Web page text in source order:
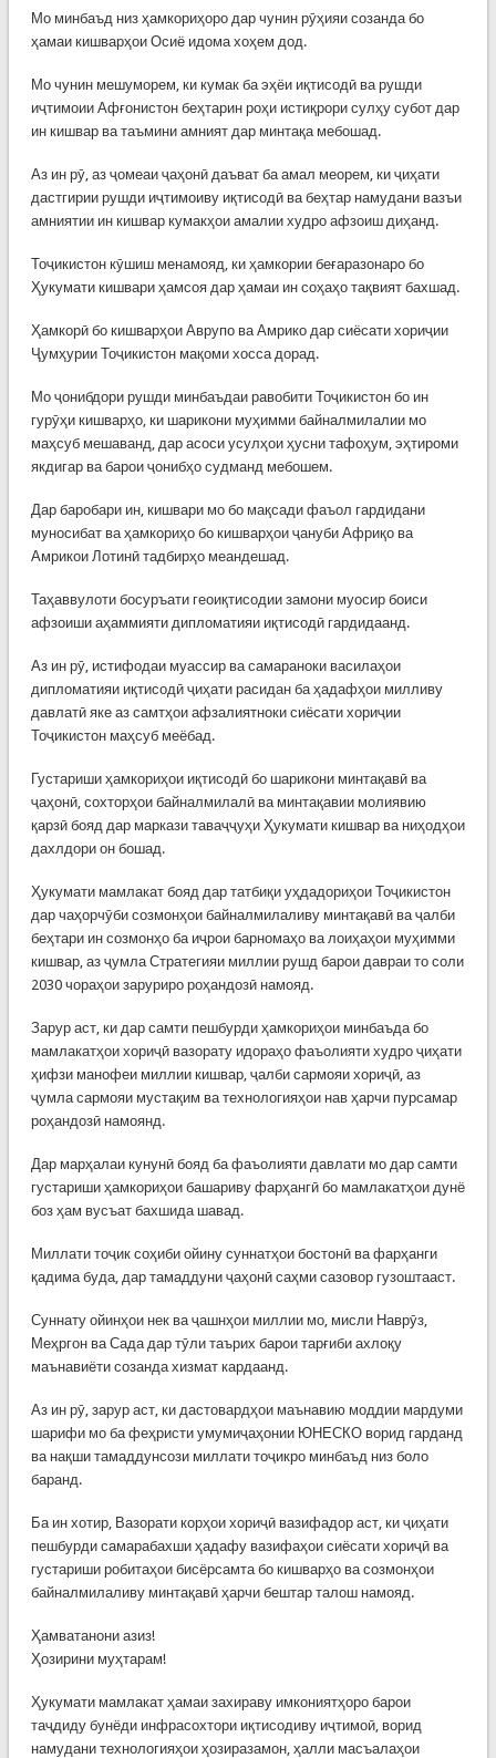
Мо минбаъд низ ҳамкориҳоро дар чунин рӯҳияи созанда бо
ҳамаи кишварҳои Осиё идома хоҳем дод.
Мо чунин мешуморем, ки кумак ба эҳёи иқтисодӣ ва рушди
иҷтимоии Афғонистон беҳтарин роҳи истиқрори сулҳу субот дар
ин кишвар ва таъмини амният дар минтақа мебошад.
Аз ин рӯ, аз ҷомеаи ҷаҳонӣ даъват ба амал меорем, ки ҷиҳати
дастгирии рушди иҷтимоиву иқтисодӣ ва беҳтар намудани вазъи
амниятии ин кишвар кумакҳои амалии худро афзоиш диҳанд.
Тоҷикистон кӯшиш менамояд, ки ҳамкории беғаразонаро бо
Ҳукумати кишвари ҳамсоя дар ҳамаи ин соҳаҳо тақвият бахшад.
Ҳамкорӣ бо кишварҳои Аврупо ва Амрико дар сиёсати хориҷии
Ҷумҳурии Тоҷикистон мақоми хосса дорад.
Мо ҷонибдори рушди минбаъдаи равобити Тоҷикистон бо ин
гурӯҳи кишварҳо, ки шарикони муҳимми байналмилалии мо
маҳсуб мешаванд, дар асоси усулҳои ҳусни тафоҳум, эҳтироми
якдигар ва барои ҷонибҳо судманд мебошем.
Дар баробари ин, кишвари мо бо мақсади фаъол гардидани
муносибат ва ҳамкориҳо бо кишварҳои ҷануби Африқо ва
Амрикои Лотинӣ тадбирҳо меандешад.
Таҳаввулоти босуръати геоиқтисодии замони муосир боиси
афзоиши аҳаммияти дипломатияи иқтисодӣ гардидаанд.
Аз ин рӯ, истифодаи муассир ва самараноки василаҳои
дипломатияи иқтисодӣ ҷиҳати расидан ба ҳадафҳои милливу
давлатӣ яке аз самтҳои афзалиятноки сиёсати хориҷии
Тоҷикистон маҳсуб меёбад.
Густариши ҳамкориҳои иқтисодӣ бо шарикони минтақавӣ ва
ҷаҳонӣ, сохторҳои байналмилалӣ ва минтақавии молиявию
қарзӣ бояд дар маркази таваҷҷуҳи Ҳукумати кишвар ва ниҳодҳои
дахлдори он бошад.
Ҳукумати мамлакат бояд дар татбиқи уҳдадориҳои Тоҷикистон
дар чаҳорчӯби созмонҳои байналмилаливу минтақавӣ ва ҷалби
беҳтари ин созмонҳо ба иҷрои барномаҳо ва лоиҳаҳои муҳимми
кишвар, аз ҷумла Стратегияи миллии рушд барои давраи то соли
2030 чораҳои заруриро роҳандозӣ намояд.
Зарур аст, ки дар самти пешбурди ҳамкориҳои минбаъда бо
мамлакатҳои хориҷӣ вазорату идораҳо фаъолияти худро ҷиҳати
ҳифзи манофеи миллии кишвар, ҷалби сармояи хориҷӣ, аз
ҷумла сармояи мустақим ва технологияҳои нав ҳарчи пурсамар
роҳандозӣ намоянд.
Дар марҳалаи кунунӣ бояд ба фаъолияти давлати мо дар самти
густариши ҳамкориҳои башариву фарҳангӣ бо мамлакатҳои дунё
боз ҳам вусъат бахшида шавад.
Миллати тоҷик соҳиби ойину суннатҳои бостонӣ ва фарҳанги
қадима буда, дар тамаддуни ҷаҳонӣ саҳми сазовор гузоштааст.
Суннату ойинҳои нек ва ҷашнҳои миллии мо, мисли Наврӯз,
Меҳргон ва Сада дар тӯли таърих барои тарғиби ахлоқу
маънавиёти созанда хизмат кардаанд.
Аз ин рӯ, зарур аст, ки дастовардҳои маънавию моддии мардуми
шарифи мо ба феҳристи умумиҷаҳонии ЮНЕСКО ворид гарданд
ва нақши тамаддунсози миллати тоҷикро минбаъд низ боло
баранд.
Ба ин хотир, Вазорати корҳои хориҷӣ вазифадор аст, ки ҷиҳати
пешбурди самарабахши ҳадафу вазифаҳои сиёсати хориҷӣ ва
густариши робитаҳои бисёрсамта бо кишварҳо ва созмонҳои
байналмилаливу минтақавӣ ҳарчи бештар талош намояд.
Ҳамватанони азиз!
Ҳозирини муҳтарам!
Ҳукумати мамлакат ҳамаи захираву имкониятҳоро барои
таҷдиду бунёди инфрасохтори иқтисодиву иҷтимоӣ, ворид
намудани технологияҳои ҳозиразамон, ҳалли масъалаҳои